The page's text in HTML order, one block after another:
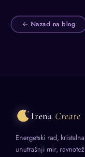
← Nazad na blog
Irena Create
Energetski rad,
unutrašnji mir,